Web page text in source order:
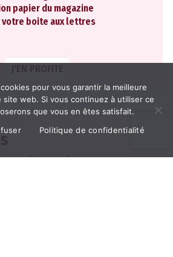
papier du magazine
votre boite aux lettres
J'EN PROFITE
2024 2023 2022
pour vous garantir la meilleure
web. Si vous continuez à utiliser ce
que vous en êtes satisfait.
Politique de confidentialité